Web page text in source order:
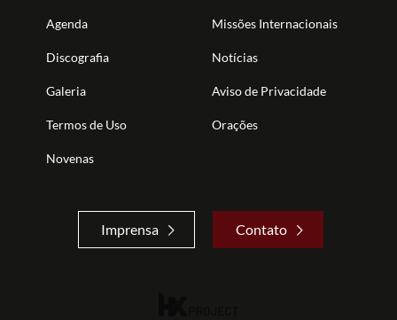
Agenda Missões Internacionais
Discografia Notícias
Galeria Aviso de Privacidade
Termos de Uso Orações
Novenas
Imprensa Contato